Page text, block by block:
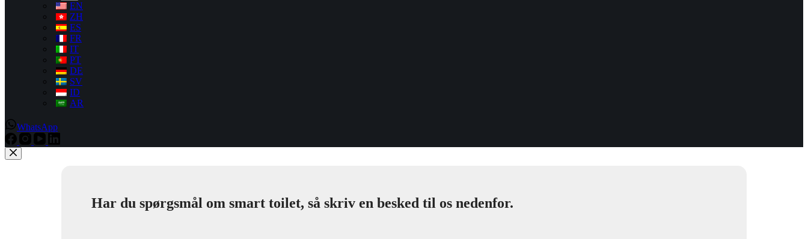
EN
ZH
ES
FR
IT
PT
DE
SV
ID
AR
WhatsApp
Har du spørgsmål om smart toilet, så skriv en besked til os nedenfor.